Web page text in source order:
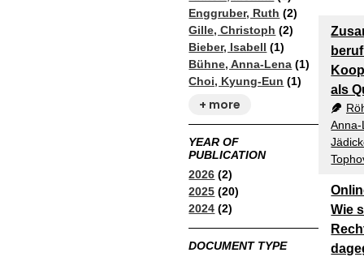
Enggruber, Ruth (2)
Gille, Christoph (2)
Bieber, Isabell (1)
Bühne, Anna-Lena (1)
Choi, Kyung-Eun (1)
+ more
YEAR OF
PUBLICATION
2026 (2)
2025 (20)
2024 (2)
DOCUMENT TYPE
als
Wie